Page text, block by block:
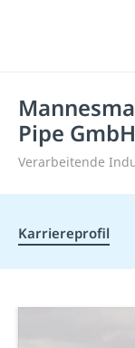
Pipe GmbH
Verarbeitende
Karriereprofil